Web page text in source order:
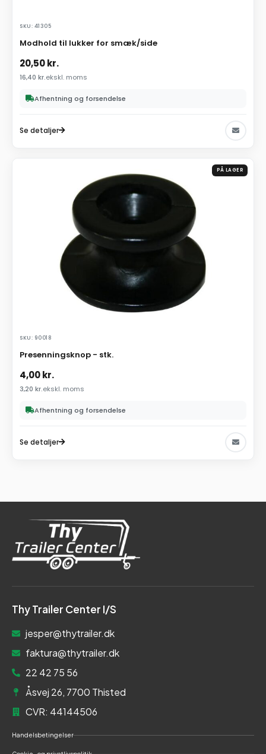
SKU: 41305
Modhold til lukker for smæk/side
20,50kr.
16,40 kr.ekskl. moms
Afhentning og forsendelse
Se detaljer
PÅ LAGER
SKU: 90018
Presenningsknop - stk.
4,00kr.
3,20 kr.ekskl. moms
Afhentning og forsendelse
Se detaljer
Thy Trailer Center I/S
jesper@thytrailer.dk
faktura@thytrailer.dk
22 42 75 56
Åsvej 26, 7700 Thisted
CVR: 44144506
Handelsbetingelser